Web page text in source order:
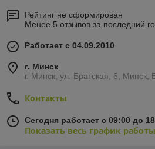
Рейтинг не сформирован
Менее 5 отзывов за последний
Работает с 04.09.2010
г. Минск
г. Минск, ул. Братская, 6, Минск,
Контакты
Сегодня работает с 09:00 до
Показать весь график работы